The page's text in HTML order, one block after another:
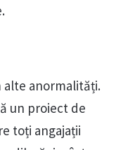
alte anormalități.
un proiect de
toți angajații